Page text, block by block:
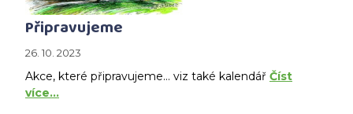
Připravujeme
26. 10. 2023
Akce, které připravujeme... viz také kalendář Číst
více…